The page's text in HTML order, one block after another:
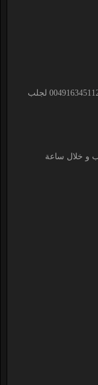
الشيخ الروحاني جلب الحبيب و خلال ساعة 00491634511222 لجلب